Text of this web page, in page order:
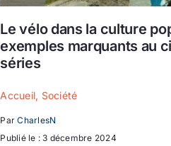
Le vélo dans la culture
exemples marquants au
séries
Accueil, Société
ParCharlesN
Publié le : 3 décembre 2024